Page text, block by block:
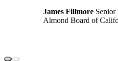
James Fillmore Senior
Almond Board of